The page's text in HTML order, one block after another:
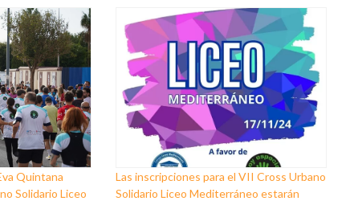
Quintana
Solidario Liceo
Las inscripciones para el VII Cross Urbano
Solidario Liceo Mediterráneo estarán